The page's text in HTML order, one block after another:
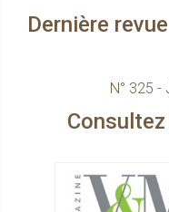
Dernière revue
N° 325 -
le